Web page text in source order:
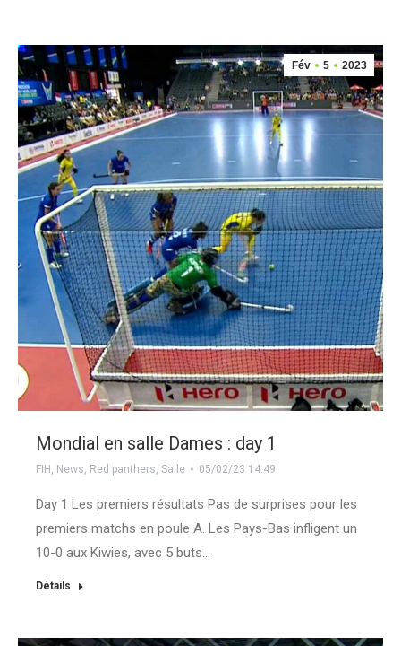
Fév 5 2023
Mondial en salle Dames : day 1
FIH , News, Red panthers, Salle 05/02/23 14:49
Day 1 Les premiers résultats Pas de surprises pour les
premiers matchs en poule A. Les Pays-Bas infligent un
10-0 aux Kiwies, avec 5 buts…
Détails